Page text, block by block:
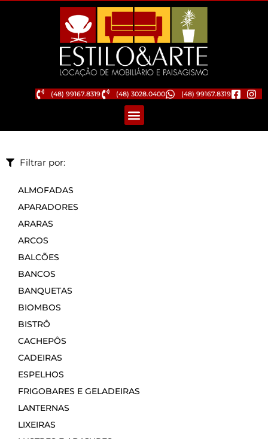
(48) 99167.8319 (48) 3028.0400 (48) 99167.8319
Filtrar por:
ALMOFADAS
APARADORES
ARARAS
ARCOS
BALCÕES
BANCOS
BANQUETAS
BIOMBOS
BISTRÔ
CACHEPÔS
CADEIRAS
ESPELHOS
FRIGOBARES E GELADEIRAS
LANTERNAS
LIXEIRAS